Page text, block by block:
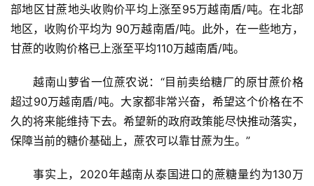
众
号
货
报
价
部地区甘蔗地头收购价平均上涨至95万越南盾/吨。在北部
地区，收购价平均为 90万越南盾/吨。此外，在一些地方，
甘蔗的收购价格已上涨至平均110万越南盾/吨。
越南山萝省一位蔗农说：“目前卖给糖厂的原甘蔗价格
超过90万越南盾/吨。大家都非常兴奋，希望这个价格在不
久的将来能维持下去。希望新的政府政策能尽快推动落实，
保障当前的糖价基础上，蔗农可以靠甘蔗为生。”
事实上，2020年越南从泰国进口的蔗糖量约为130万